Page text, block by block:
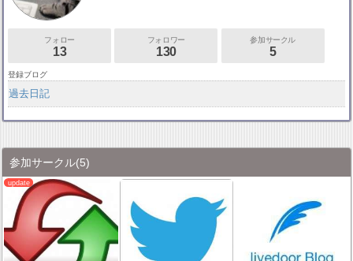
フォロー
13
フォロワー
130
参加サークル
5
登録ブログ
過去日記
参加サークル(5)